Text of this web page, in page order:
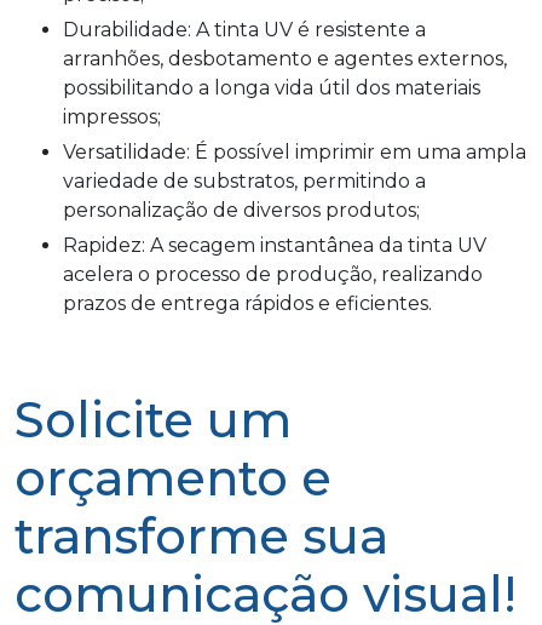
Durabilidade: A tinta UV é resistente a
arranhões, desbotamento e agentes externos,
possibilitando a longa vida útil dos materiais
impressos;
Versatilidade: É possível imprimir em uma ampla
variedade de substratos, permitindo a
personalização de diversos produtos;
Rapidez: A secagem instantânea da tinta UV
acelera o processo de produção, realizando
prazos de entrega rápidos e eficientes.
Solicite um
orçamento e
transforme sua
comunicação visual!